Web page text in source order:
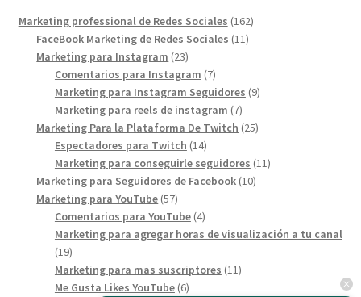
Marketing professional de Redes Sociales 162162
FaceBook Marketing de Redes Sociales 1111
Marketing para Instagram 2323
products
Comentarios para Instagram 77
products
Marketing para Instagram Seguidores 99
Marketing para reels de instagram 77
products
Marketing Para la Plataforma De Twitch 2525
Espectadores para Twitch 1414
products
Marketing para conseguirle seguidores 1111
Marketing para Seguidores de Facebook 1010
Marketing para YouTube 5757
products
Comentarios para YouTube 44
products
Marketing para agregar horas de visualización a tu canal
1919
products
Marketing para mas suscriptores 1111
Me Gusta Likes YouTube 66